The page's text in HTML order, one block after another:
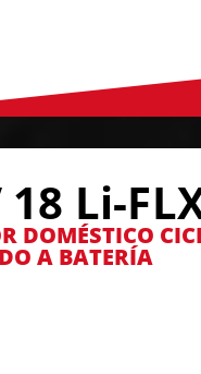
18 Li-
DOMÉSTICO
A BATERÍA